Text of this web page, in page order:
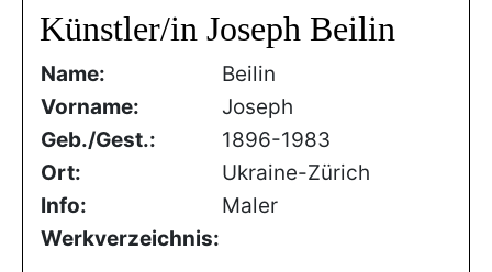
Künstler/in Joseph Beilin
Name:
Beilin
Vorname:
Joseph
Geb./Gest.:
1896-1983
Ort:
Ukraine-Zürich
Info:
Maler
Werkverzeichnis: